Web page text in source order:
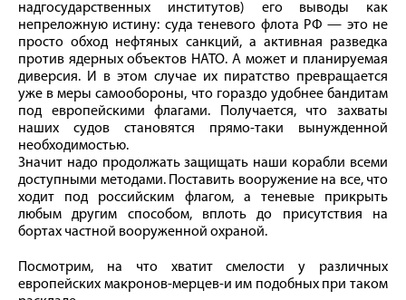
надгосударственных институтов) его выводы как
непреложную истину: суда теневого флота РФ — это не
просто обход нефтяных санкций, а активная разведка
против ядерных объектов НАТО. А может и планируемая
диверсия. И в этом случае их пиратство превращается
уже в меры самообороны, что гораздо удобнее бандитам
под европейскими флагами. Получается, что захваты
наших судов становятся прямо-таки вынужденной
необходимостью.
Значит надо продолжать защищать наши корабли всеми
доступными методами. Поставить вооружение на все, что
ходит под российским флагом, а теневые прикрыть
любым другим способом, вплоть до присутствия на
бортах частной вооруженной охраной.
Посмотрим, на что хватит смелости у различных
европейских макронов-мерцев-и им подобных при таком